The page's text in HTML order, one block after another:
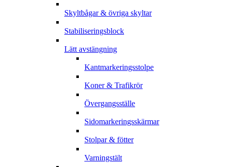
Skyltbågar & övriga skyltar
Stabiliseringsblock
Lätt avstängning
Kantmarkeringsstolpe
Koner & Trafikrör
Övergangsställe
Sidomarkeringsskärmar
Stolpar & fötter
Varningstält